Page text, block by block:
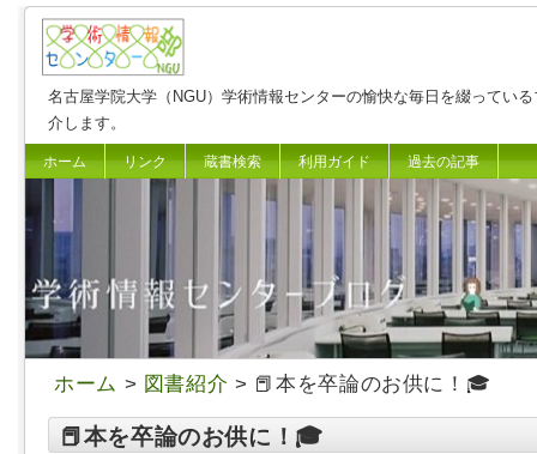
名古屋学院大学（NGU）学術情報センターの愉快な毎日を綴ってい
介します。
ホーム リンク 蔵書検索 利用ガイド 過去の記事
ホーム > 図書紹介 > 📕本を卒論のお供に！🎓
📕本を卒論のお供に！🎓